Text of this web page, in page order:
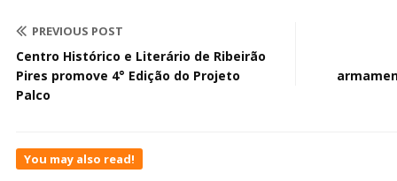
PREVIOUS POST
Centro Histórico e Literário de Ribeirão
Pires promove 4° Edição do Projeto
Palco
You may also read!